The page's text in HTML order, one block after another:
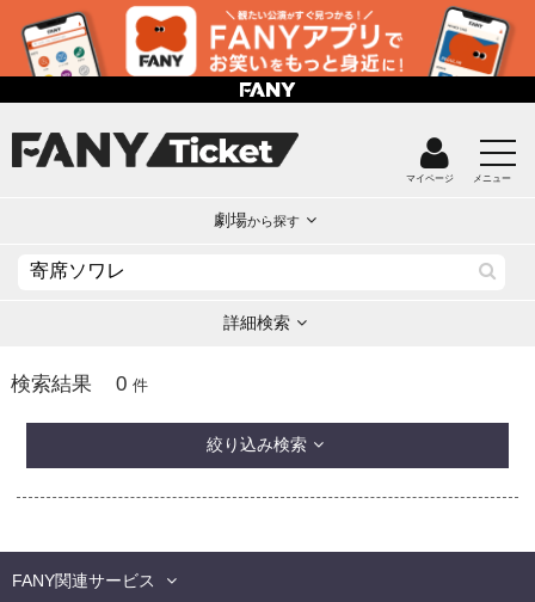
マイページ メニュー
劇場から探す
詳細検索
検索結果 0 件
絞り込み検索
FANY関連サービス